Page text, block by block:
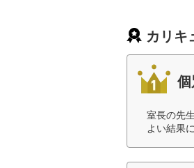
カリキ
個
室長の先
よい結果